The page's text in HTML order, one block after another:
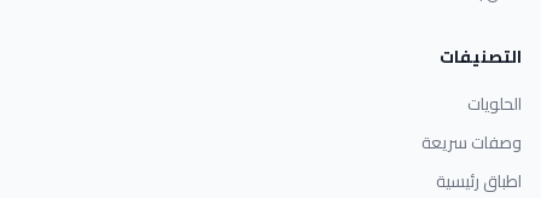
التصنيفات
الحلويات
وصفات سريعة
اطباق رئيسية